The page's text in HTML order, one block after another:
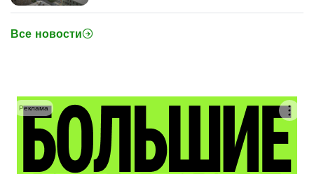
Все новости
Реклама